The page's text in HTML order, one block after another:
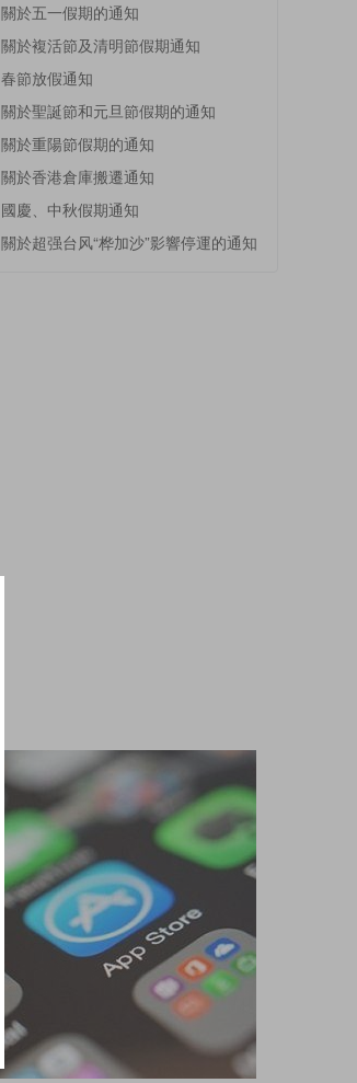
關於五一假期的通知
關於複活節及清明節假期通知
春節放假通知
關於聖誕節和元旦節假期的通知
關於重陽節假期的通知
關於香港倉庫搬遷通知
國慶、中秋假期通知
關於超强台风“桦加沙”影響停運的通知